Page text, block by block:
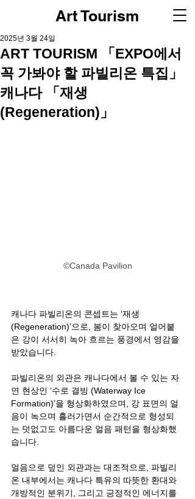
Art Tourism
ART TOURISM 「EXPO에서
꼭 가봐야 할 파빌리온 특집」
캐나다 「재생
(Regeneration)」
2025년 3월 24일
©Canada Pavilion
캐나다 파빌리온의 콘셉트는 ‘재생
(Regeneration)’으로, 봄이 찾아오며 얼어붙
은 강이 서서히 녹아 흐르는 풍경에서 영감을
받았습니다.
파빌리온의 외관은 캐나다에서 볼 수 있는 자
연 현상인 ‘수로 결빙 (Waterway Ice
Formation)’을 형상화하였으며, 강 표면의 얼
음이 녹으며 흘러가면서 순간적으로 형성되
는 덧없고도 아름다운 얼음 패턴을 형상화했
습니다.
얼음으로 덮인 외관과는 대조적으로, 파빌리
온 내부에서는 캐나다 특유의 따뜻한 환대와
개방적인 분위기, 그리고 긍정적인 에너지를